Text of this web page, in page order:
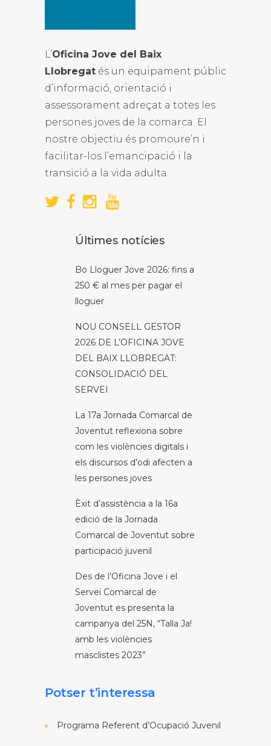
L’Oficina Jove del Baix
Llobregat és un equipament públic
d’informació, orientació i
assessorament adreçat a totes les
persones joves de la comarca. El
nostre objectiu és promoure’n i
facilitar-los l’emancipació i la
transició a la vida adulta.
Últimes notícies
Bo Lloguer Jove 2026: fins a
250 € al mes per pagar el
lloguer
NOU CONSELL GESTOR
2026 DE L’OFICINA JOVE
DEL BAIX LLOBREGAT:
CONSOLIDACIÓ DEL
SERVEI
La 17a Jornada Comarcal de
Joventut reflexiona sobre
com les violències digitals i
els discursos d’odi afecten a
les persones joves
Èxit d’assistència a la 16a
edició de la Jornada
Comarcal de Joventut sobre
participació juvenil
Des de l’Oficina Jove i el
Servei Comarcal de
Joventut es presenta la
campanya del 25N, “Talla Ja!
amb les violències
masclistes 2023”
Potser t’interessa
Programa Referent d’Ocupació Juvenil